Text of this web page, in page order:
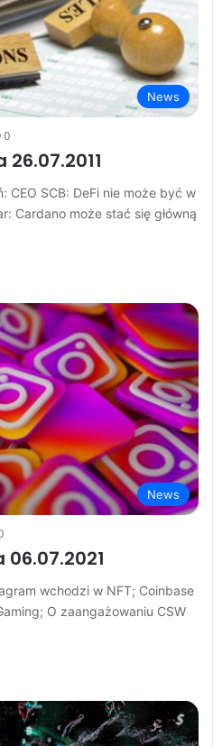
News
0
CEO SCB: DeFi nie może być w
Cardano może stać się główną
News
wchodzi w NFT; Coinbase
O zaangażowaniu CSW